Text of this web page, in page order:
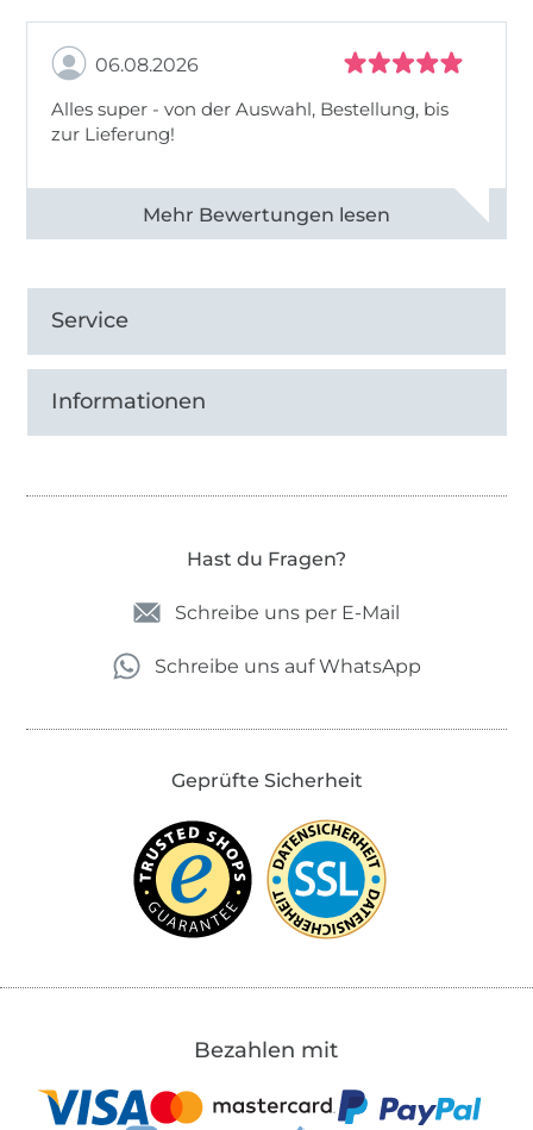
06.08.2026
Alles super - von der Auswahl, Bestellung, bis
zur Lieferung!
Alle 82968 Bewertungen ansehen
Service
Informationen
Hast du Fragen?
Schreibe uns per E-Mail
Schreibe uns auf WhatsApp
Geprüfte Sicherheit
Bezahlen mit